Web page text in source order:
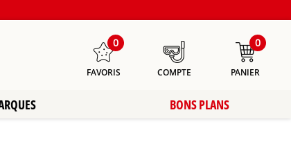
0
FAVORIS COMPTE
0
PANIER
BONS PLANS